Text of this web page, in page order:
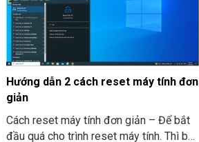
Hướng dẫn 2 cách reset máy tính đơn
giản
Cách reset máy tính đơn giản – Để bắt
đầu quá cho trình reset máy tính. Thì bạn